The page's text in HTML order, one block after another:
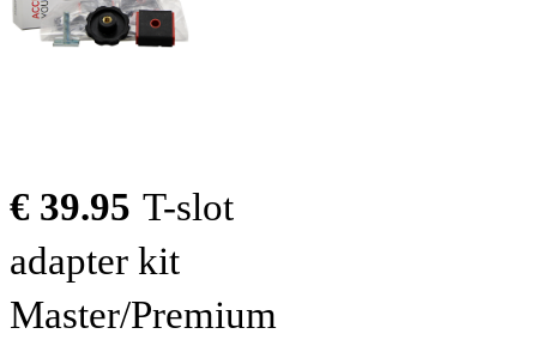
€ 39.95 T-slot
adapter kit
Master/Premium